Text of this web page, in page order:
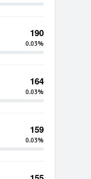
190
0.03%
164
0.03%
159
0.03%